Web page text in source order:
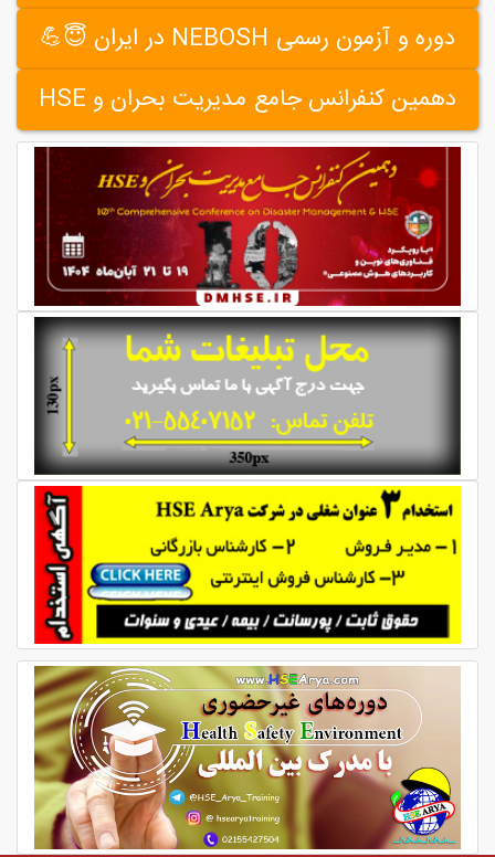
دوره و آزمون رسمی NEBOSH در ایران 😇💪
دهمین کنفرانس جامع مدیریت بحران و HSE